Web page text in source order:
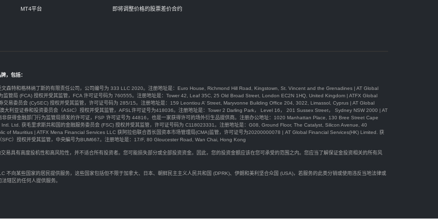
MT4平台 即将调整价格的股票差价合约
，包括：
森特和格林纳丁斯的有限责任公司，公司编号为 333 LLC 2020。注册地址是：Euro House, Richmond Hill Road, Kingstown, St. Vincent and the Grenadines | AT Global
监管局 (FCA) 授权并受其监管，FCA 许可证号码为 760555。注册地址是：Tower 42, Leaf 35C, 25 Old Broad Street, London EC2N 1HQ, United Kingdom | ATFX Global
交易委员会 (CySEC) 授权并受其监管，许可证号码为 285/15。注册地址是：159 Leontiou A’ Street, Maryvonne Building Office 204, 3022, Limassol, Cyprus | AT Global
大利亚证券和投资委员会（ASIC）授权并受其监管，AFSL许可证号为418036。注册地址是：Tower 2 Darling Park， Level 16， 201 Sussex Street， Sydney NSW 2000 | AT
获得金融部门行为监管局颁发的许可证，FSP 许可证号为 44816，也是一家获得许可的场外衍生品提供商。注册办公地址：1020 Manhattan Place, 130 Bree Street Cape
Ltd. 获毛里求斯共和国的金融服务委员会 (FSC) 授权并受其监管，许可证号码为 C118023331。注册地址是：G08, Ground Floor, The Catalyst, Silicon Avenue, 40
of Mauritius | ATFX Mena Financial Services LLC 获阿拉伯联合酋长国资本市场管理局(CMA)监管，许可证号为20200000078 | AT Global Financial Services(HK) Limited. 获
SFC）授权并受其监管，中央編号为BUM667。注册地址是：17/F, 80 Gloucester Road, Wan Chai, Hong Kong
易具有高度投机性和高风险性，并不适合所有投资者。您可能损失部分或全部投资资金。因此，您的投资金额应该在您可承受的范围之内。您应当了解保证金投资相关的所有风
不向某些国家的居民提供服务，这些国家包括但不限于加拿大、日本、朝鲜民主主义人民共和国 (DPRK)、伊朗和美利坚合众国 (USA)，若服务的此类分销或使用违反当地法律或
辖区的任何人提供服务。